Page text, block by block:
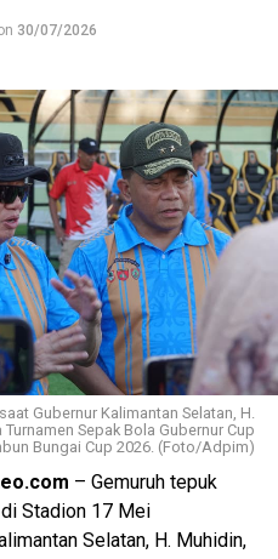
kewenangan pada
Tahun 2008 Tentang
laporan terkait
sering sejak bulan
lama minimal
di wilayah tertentu saja,
bukan pemadaman
Sering pula pemadaman
kalaupun ada
berbeda dengan
atau kanal resmi PLN.
masyarakat juga sudah
atau pengaduan melalui
mendapat tindak lanjut
tidak selesai.
tanpa ada penjelasan
30/07/2026
Gubernur Kalimantan Selatan, H.
Sepak Bola Gubernur Cup
Bungai Cup 2026. (Foto/Adpim)
– Gemuruh tepuk
Stadion 17 Mei
Selatan, H. Muhidin,